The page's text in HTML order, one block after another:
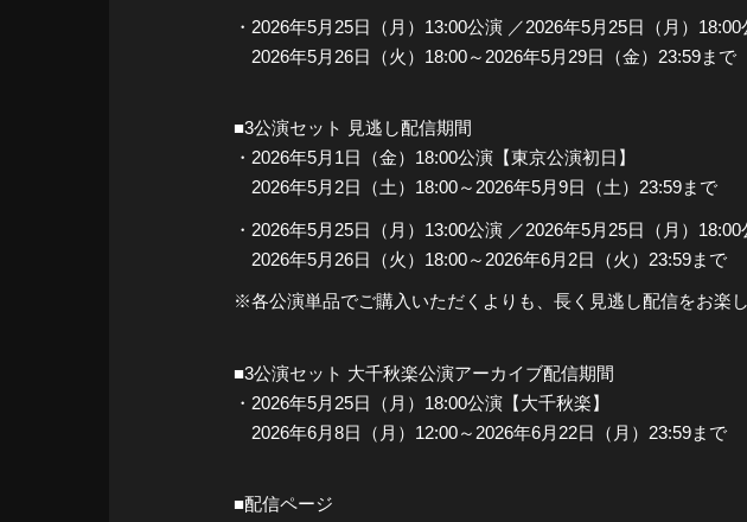
・2026年5月25日（月）13:00公演 ／2026年5月25日（月）18:00
2026年5月26日（火）18:00～2026年5月29日（金）23:59まで
■3公演セット 見逃し配信期間
・2026年5月1日（金）18:00公演【東京公演初日】
2026年5月2日（土）18:00～2026年5月9日（土）23:59まで
・2026年5月25日（月）13:00公演 ／2026年5月25日（月）18:00
2026年5月26日（火）18:00～2026年6月2日（火）23:59まで
※各公演単品でご購入いただくよりも、長く見逃し配信をお楽し
■3公演セット 大千秋楽公演アーカイブ配信期間
・2026年5月25日（月）18:00公演【大千秋楽】
2026年6月8日（月）12:00～2026年6月22日（月）23:59まで
■配信ページ